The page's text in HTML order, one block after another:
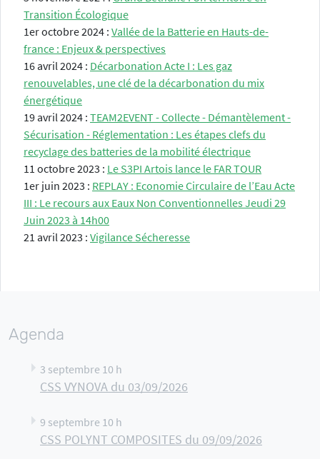
Transition Écologique
1er octobre 2024 : Vallée de la Batterie en Hauts-de-
france : Enjeux & perspectives
16 avril 2024 : Décarbonation Acte I : Les gaz
renouvelables, une clé de la décarbonation du mix
énergétique
19 avril 2024 : TEAM2EVENT - Collecte - Démantèlement -
Sécurisation - Réglementation : Les étapes clefs du
recyclage des batteries de la mobilité électrique
11 octobre 2023 : Le S3PI Artois lance le FAR TOUR
1er juin 2023 : REPLAY : Economie Circulaire de l’Eau Acte
III : Le recours aux Eaux Non Conventionnelles Jeudi 29
Juin 2023 à 14h00
21 avril 2023 : Vigilance Sécheresse
Agenda
3 septembre 10 h
CSS VYNOVA du 03/09/2026
9 septembre 10 h
CSS POLYNT COMPOSITES du 09/09/2026